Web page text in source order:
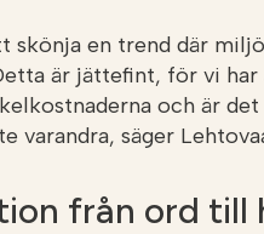
skönja en trend där
är jättefint, för vi
och är
varandra, säger
från ord till